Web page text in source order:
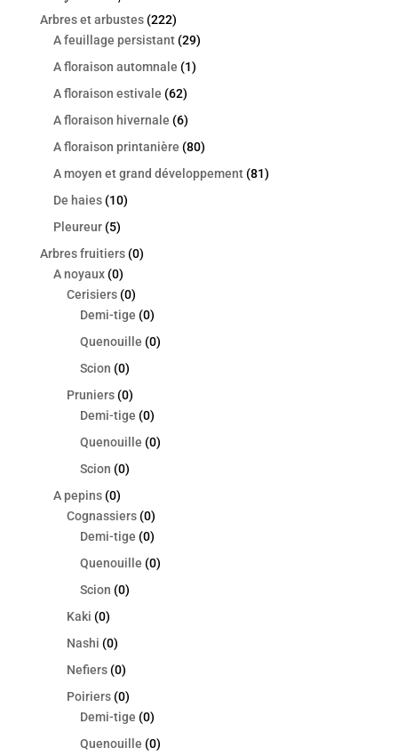
Arbres et arbustes (222)
A feuillage persistant (29)
A floraison automnale (1)
A floraison estivale (62)
A floraison hivernale (6)
A floraison printanière (80)
A moyen et grand développement (81)
De haies (10)
Pleureur (5)
Arbres fruitiers (0)
A noyaux (0)
Cerisiers (0)
Demi-tige (0)
Quenouille (0)
Scion (0)
Pruniers (0)
Demi-tige (0)
Quenouille (0)
Scion (0)
A pepins (0)
Cognassiers (0)
Demi-tige (0)
Quenouille (0)
Scion (0)
Kaki (0)
Nashi (0)
Nefiers (0)
Poiriers (0)
Demi-tige (0)
Quenouille (0)